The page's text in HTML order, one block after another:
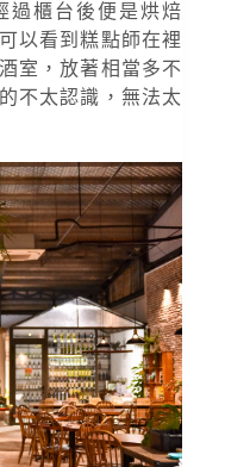
過櫃台後便是烘焙
以看到糕點師在裡
室，放著相當多不
不太認識，無法太